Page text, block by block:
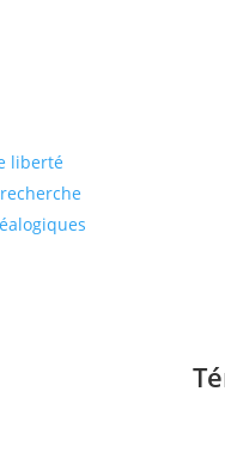
liberté